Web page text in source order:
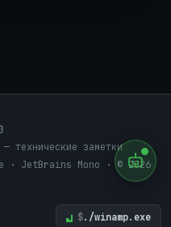
— технические заметки
· JetBrains Mono · © 2026
$./winamp.exe